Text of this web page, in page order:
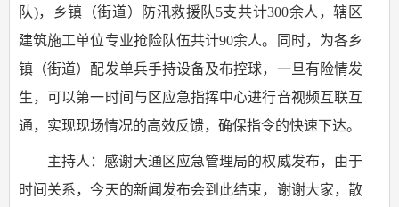
队)，乡镇（街道）防汛救援队5支共计300余人，辖区
建筑施工单位专业抢险队伍共计90余人。同时，为各乡
镇（街道）配发单兵手持设备及布控球，一旦有险情发
生，可以第一时间与区应急指挥中心进行音视频互联互
通，实现现场情况的高效反馈，确保指令的快速下达。
主持人：感谢大通区应急管理局的权威发布，由于
时间关系，今天的新闻发布会到此结束，谢谢大家，散